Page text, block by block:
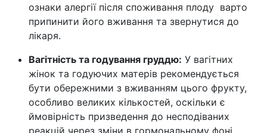
ознаки алергії після споживання плоду варто
припинити його вживання та звернутися до
лікаря.
Вагітність та годування груддю: У вагітних
жінок та годуючих матерів рекомендується
бути обережними з вживанням цього фрукту,
особливо великих кількостей, оскільки є
ймовірність призведення до несподіваних